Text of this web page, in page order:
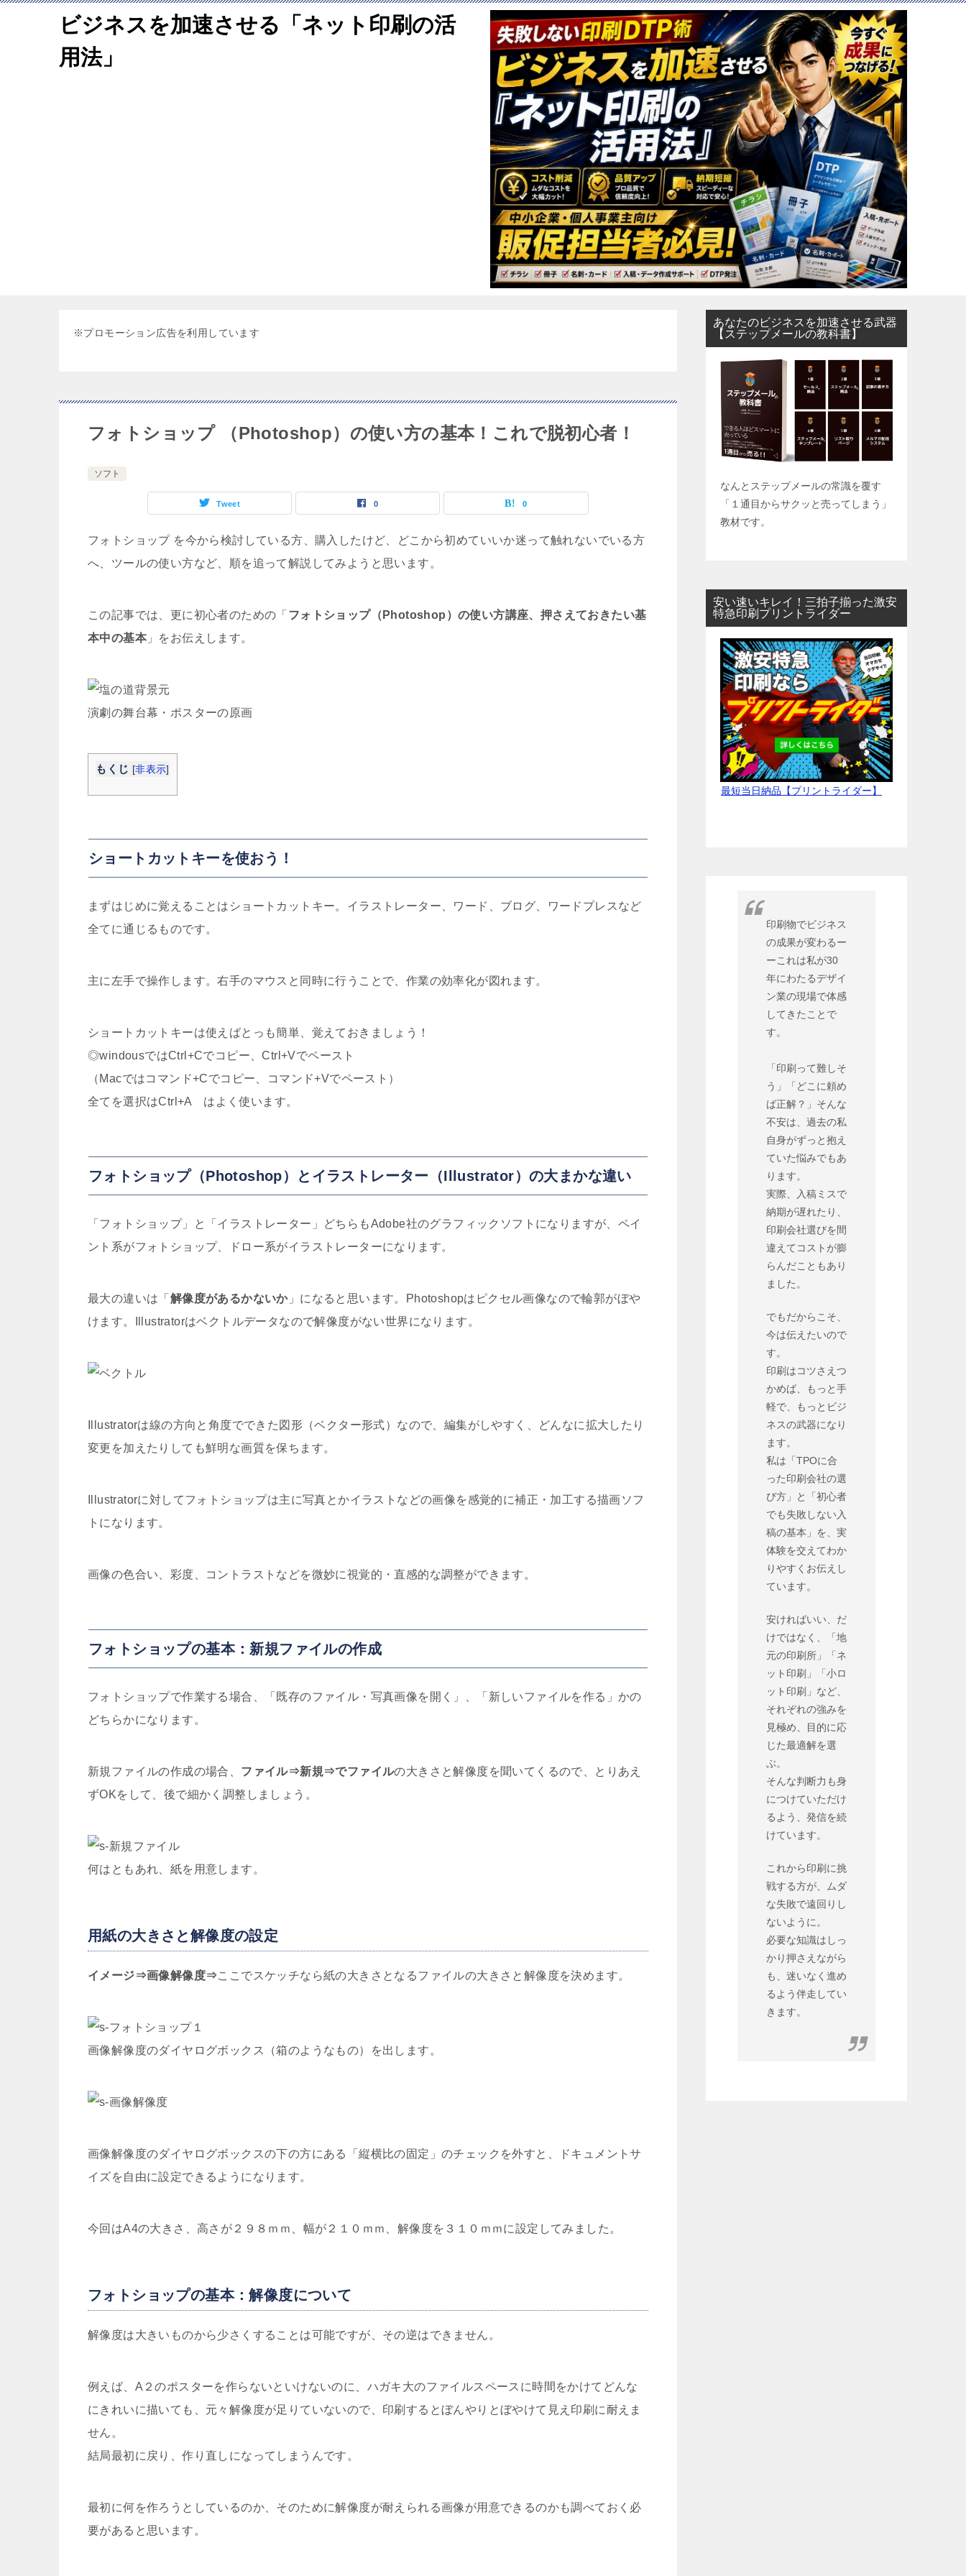
ビジネスを加速させる「ネット印刷の活
用法」
※プロモーション広告を利用しています
フォトショップ （Photoshop）の使い方の基本！これで脱初心者！
ソフト
Tweet 0 0
フォトショップ を今から検討している方、購入したけど、どこから初めていいか迷って触れないでいる方
へ、ツールの使い方など、順を追って解説してみようと思います。
この記事では、更に初心者のための「 フォトショップ（Photoshop）の使い方講座、押さえておきたい基
本中の基本」をお伝えします。
演劇の舞台幕・ポスターの原画
もくじ [非表示]
ショートカットキーを使おう！
まずはじめに覚えることはショートカットキー。イラストレーター、ワード、ブログ、ワードプレスなど
全てに通じるものです。
主に左手で操作します。右手のマウスと同時に行うことで、作業の効率化が図れます。
ショートカットキーは使えばとっも簡単、覚えておきましょう！
◎windousではCtrl+Cでコピー、Ctrl+Vでペースト
（Macではコマンド+Cでコピー、コマンド+Vでペースト）
全てを選択はCtrl+A はよく使います。
フォトショップ（Photoshop）とイラストレーター（Illustrator）の大まかな違い
「フォトショップ」と「イラストレーター」どちらもAdobe社のグラフィックソフトになりますが、ペイ
ント系がフォトショップ、ドロー系がイラストレーターになります。
最大の違いは「 解像度があるかないか」になると思います。Photoshopはピクセル画像なので輪郭がぼや
けます。Illustratorはベクトルデータなので解像度がない世界になります。
Illustratorは線の方向と角度でできた図形（ベクター形式）なので、編集がしやすく、どんなに拡大したり
変更を加えたりしても鮮明な画質を保ちます。
Illustratorに対してフォトショップは主に写真とかイラストなどの画像を感覚的に補正・加工する描画ソフ
トになります。
画像の色合い、彩度、コントラストなどを微妙に視覚的・直感的な調整ができます。
フォトショップの基本：新規ファイルの作成
フォトショップで作業する場合、「既存のファイル・写真画像を開く」、「新しいファイルを作る」かの
どちらかになります。
新規ファイルの作成の場合、 ファイル⇒新規⇒でファイルの大きさと解像度を聞いてくるので、とりあえ
ずOKをして、後で細かく調整しましょう。
何はともあれ、紙を用意します。
用紙の大きさと解像度の設定
イメージ⇒画像解像度⇒ここでスケッチなら紙の大きさとなるファイルの大きさと解像度を決めます。
画像解像度のダイヤログボックス（箱のようなもの）を出します。
画像解像度のダイヤログボックスの下の方にある「縦横比の固定」のチェック を外すと、ドキュメントサ
イズを自由に設定できるようになります。
今回はA4の大きさ、高さが２９８ｍｍ、幅が２１０ｍｍ、解像度を３１０ｍｍに設定してみました。
フォトショップの基本：解像度について
解像度は大きいものから少さくすることは可能ですが、その逆はできません。
例えば、A２のポスターを作らないといけないのに、ハガキ大のファイルスペースに時間をかけてどんな
にきれいに描いても、元々解像度が足りていないので、印刷するとぼんやりとぼやけて見え印刷に耐えま
せん。
結局最初に戻り、作り直しになってしまうんです。
最初に何を作ろうとしているのか、そのために解像度が耐えられる画像が用意できるのかも調べておく必
要があると思います。
あなたのビジネスを加速させる武器
【ステップメールの教科書】
なんとステップメールの常識を覆す
「１通目からサクッと売ってしまう」
教材です。
安い速いキレイ！三拍子揃った激安
特急印刷プリントライダー
最短当日納品【プリントライダー】
印刷物でビジネス
の成果が変わるー
ーこれは私が30
年にわたるデザイ
ン業の現場で体感
してきたことで
す。
「印刷って難しそ
う」「どこに頼め
ば正解？」そんな
不安は、過去の私
自身がずっと抱え
ていた悩みでもあ
ります。
実際、入稿ミスで
納期が遅れたり、
印刷会社選びを間
違えてコストが膨
らんだこともあり
ました。
でもだからこそ、
今は伝えたいので
す。
印刷はコツさえつ
かめば、もっと手
軽で、もっとビジ
ネスの武器になり
ます。
私は「TPOに合
った印刷会社の選
び方」と「初心者
でも失敗しない入
稿の基本」を、実
体験を交えてわか
りやすくお伝えし
ています。
安ければいい、だ
けではなく、「地
元の印刷所」「ネ
ット印刷」「小ロ
ット印刷」など、
それぞれの強みを
見極め、目的に応
じた最適解を選
ぶ。
そんな判断力も身
につけていただけ
るよう、発信を続
けています。
これから印刷に挑
戦する方が、ムダ
な失敗で遠回りし
ないように。
必要な知識はしっ
かり押さえながら
も、迷いなく進め
るよう伴走してい
きます。